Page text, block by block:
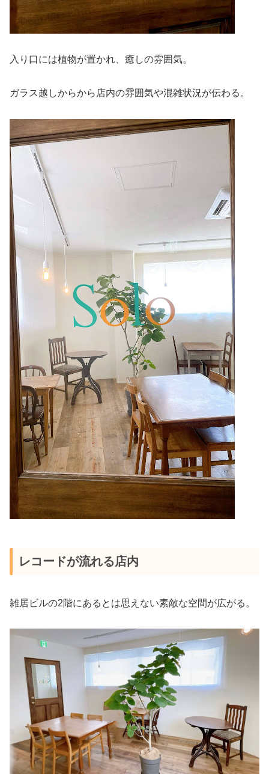
入り口には植物が置かれ、癒しの雰囲気。
ガラス越しからから店内の雰囲気や混雑状況が伝わる。
レコードが流れる店内
雑居ビルの2階にあるとは思えない素敵な空間が広がる。